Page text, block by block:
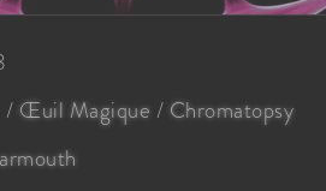
/ Œuil Magique / Chromatopsy